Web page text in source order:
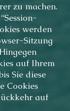
zu machen.
werden
Sitzung
auf Ihrem
Sie diese
Cookies
auf